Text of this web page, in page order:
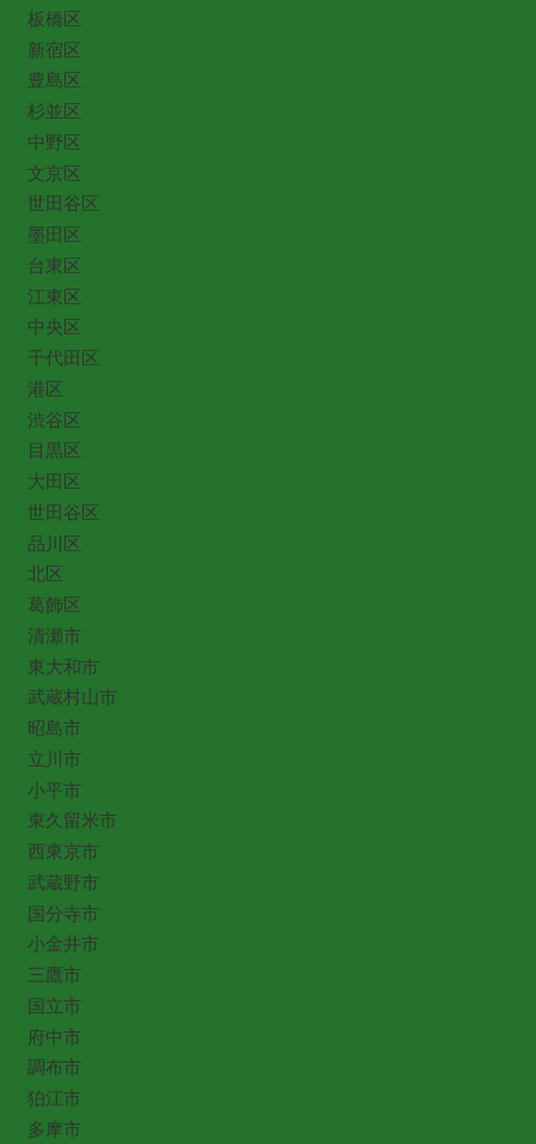
板橋区
新宿区
豊島区
杉並区
中野区
文京区
世田谷区
墨田区
台東区
江東区
中央区
千代田区
港区
渋谷区
目黒区
大田区
世田谷区
品川区
北区
葛飾区
清瀬市
東大和市
武蔵村山市
昭島市
立川市
小平市
東久留米市
西東京市
武蔵野市
国分寺市
小金井市
三鷹市
国立市
府中市
調布市
狛江市
多摩市